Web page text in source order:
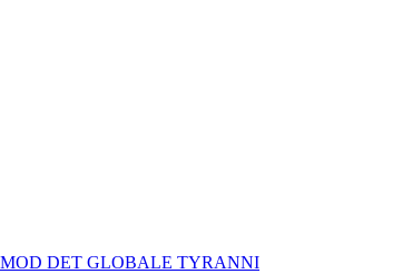
DET GLOBALE TYRANNI